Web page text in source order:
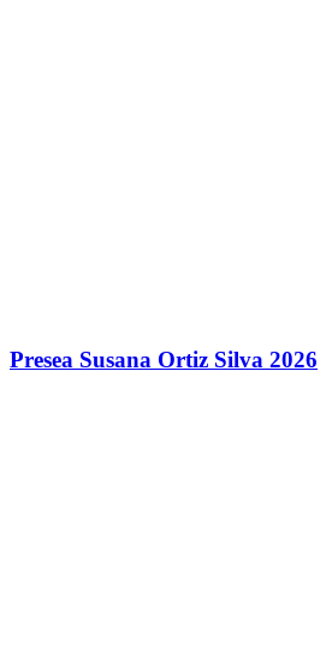
Presea Susana Ortiz Silva 2026